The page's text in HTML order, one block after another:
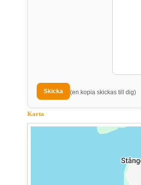
(en kopia skickas till dig)
Karta